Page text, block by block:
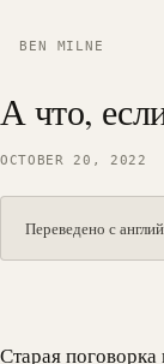
BEN MILNE
А что,
OCTOBER 20, 2022
Переведено с
Старая